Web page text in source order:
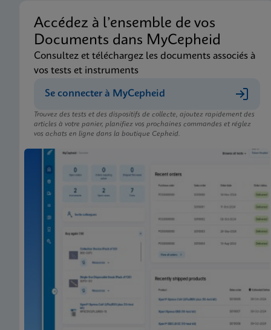
Accédez à l’ensemble de vos
Documents dans MyCepheid
Consultez et téléchargez les documents associés à
vos tests et instruments
Se connecter à MyCepheid
Trouvez des tests et des dispositifs de collecte, ajoutez rapidement des
articles à votre panier, planifiez vos prochaines commandes et réglez
vos achats en ligne dans la boutique Cepheid.